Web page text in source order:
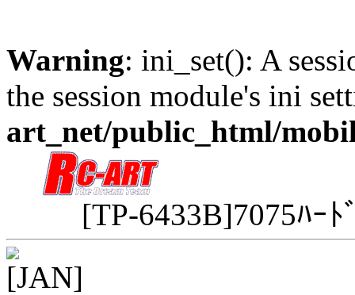
Warning: ini_set(): A
the session module's ini
art_net/public_html/
[TP-6433B]7075ﾊｰﾄ
[JAN]